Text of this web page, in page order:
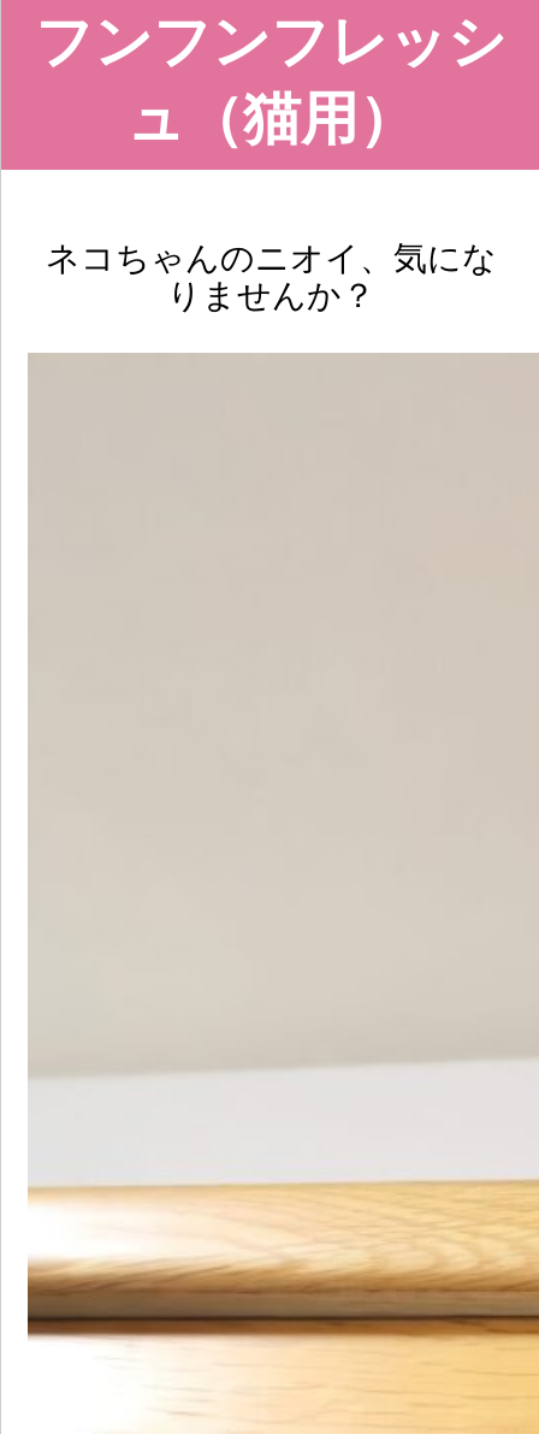
フンフンフレッシ
ュ（猫用）
ネコちゃんのニオイ、気にな
りませんか？